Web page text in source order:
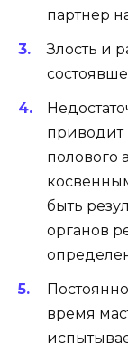
партнер
Злость и
приводит
полового
быть
органов
время